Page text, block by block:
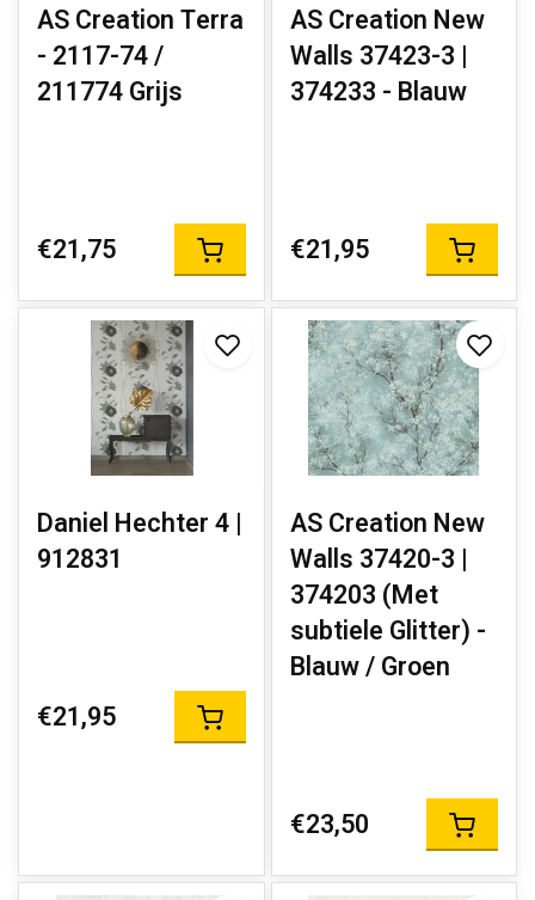
AS Creation Terra
- 2117-74 /
211774 Grijs
€21,75
AS Creation New
Walls 37423-3 |
374233 - Blauw
€21,95
Daniel Hechter 4 |
912831
€21,95
AS Creation New
Walls 37420-3 |
374203 (Met
subtiele Glitter) -
Blauw / Groen
€23,50